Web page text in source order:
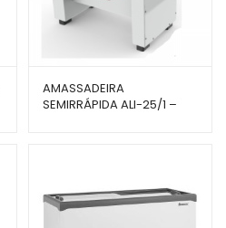
AMASSADEIRA
SEMIRRÁPIDA ALI-25/1 –